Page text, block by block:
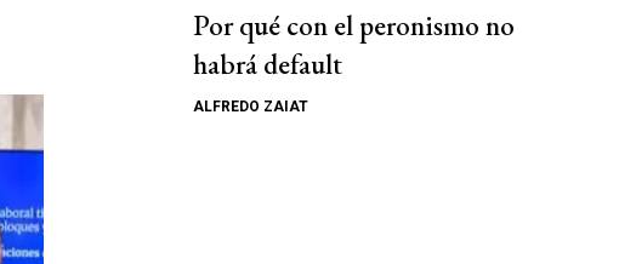
Por qué con el peronismo no
habrá default
ALFREDO ZAIAT